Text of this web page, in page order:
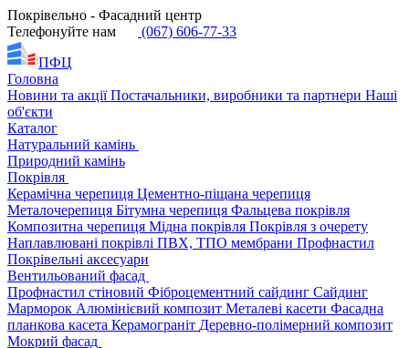
Покрівельно - Фасадний центр
Телефонуйте нам
(067) 606-77-33
ПФЦ
Головна
Новини та акціїПостачальники, виробники та партнери Наші
об'єкти
Каталог
Натуральний камінь
Природний камінь
Покрівля
Керамічна черепиця Цементно-піщана черепиця
Металочерепиця Бітумна черепиця Фальцева покрівля
Композитна черепиця Мідна покрівля Покрівля з очерету
Наплавлювані покрівлі ПВХ, ТПО мембрани Профнастил
Покрівельні аксесуари
Вентильований фасад
Профнастил стіновий Фіброцементний сайдинг Сайдинг
Марморок Алюмінієвий композит Металеві касети Фасадна
планкова касета Керамограніт Деревно-полімерний композит
Мокрий фасад